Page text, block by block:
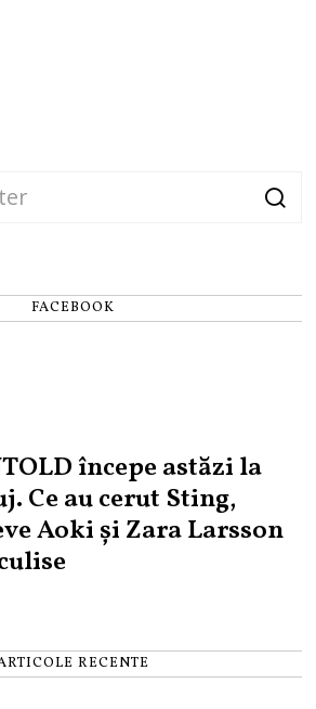
FACEBOOK
începe astăzi la
Ce au cerut Sting,
Aoki și Zara Larsson
RECENTE